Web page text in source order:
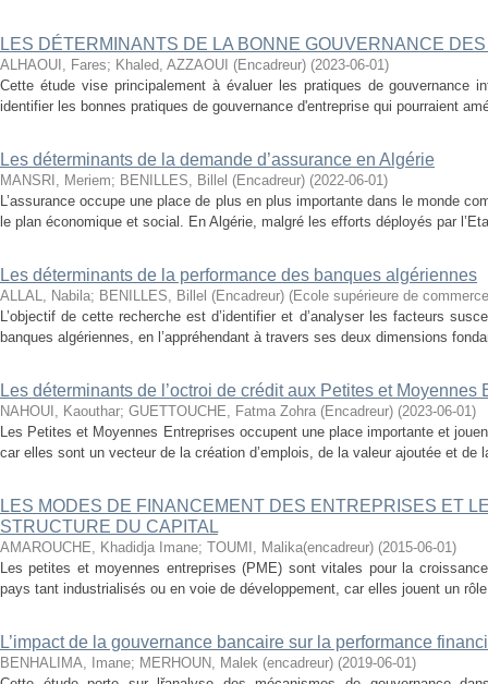
LES DÉTERMINANTS DE LA BONNE GOUVERNANCE
ALHAOUI, Fares; Khaled, AZZAOUI (Encadreur) (2023-06-01)
Cette étude vise principalement à évaluer les pratiques de gouvernance
identifier les bonnes pratiques de gouvernance d'entreprise qui pourraient
Les déterminants de la demande d’assurance en Algérie
MANSRI, Meriem; BENILLES, Billel (Encadreur) (2022-06-01)
L’assurance occupe une place de plus en plus importante dans le monde
le plan économique et social. En Algérie, malgré les efforts déployés par
Les déterminants de la performance des banques algériennes
ALLAL, Nabila; BENILLES, Billel (Encadreur) (Ecole supérieure de commerce
L’objectif de cette recherche est d’identifier et d’analyser les facteurs
banques algériennes, en l’appréhendant à travers ses deux dimensions
Les déterminants de l’octroi de crédit aux Petites et Moyennes
NAHOUI, Kaouthar; GUETTOUCHE, Fatma Zohra (Encadreur) (2023-06-01)
Les Petites et Moyennes Entreprises occupent une place importante et
car elles sont un vecteur de la création d’emplois, de la valeur ajoutée et de
LES MODES DE FINANCEMENT DES ENTREPRISES ET
STRUCTURE DU CAPITAL
AMAROUCHE, Khadidja Imane; TOUMI, Malika(encadreur) (2015-06-01)
Les petites et moyennes entreprises (PME) sont vitales pour la
pays tant industrialisés ou en voie de développement, car elles jouent un
L’impact de la gouvernance bancaire sur la performance
BENHALIMA, Imane; MERHOUN, Malek (encadreur) (2019-06-01)